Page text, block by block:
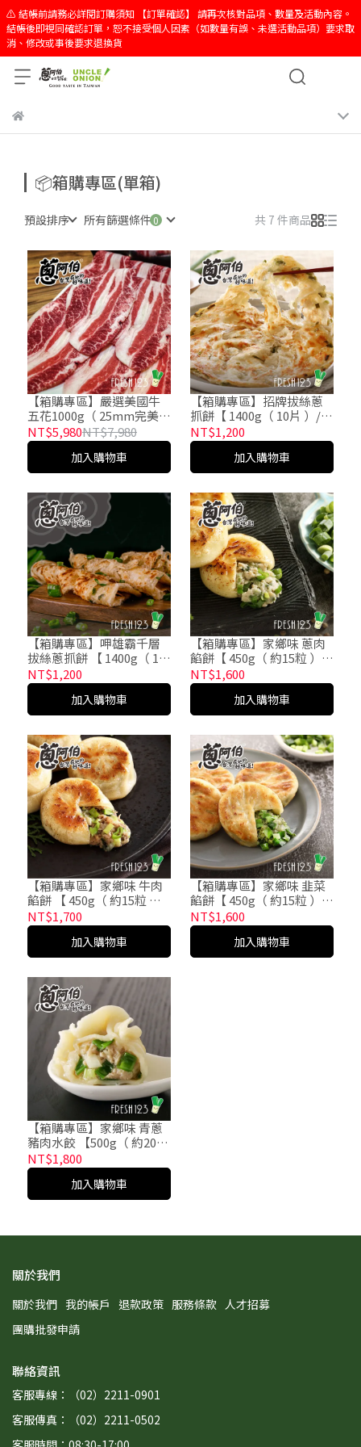
⚠️ 結帳前請務必詳閱訂購須知 【訂單確認】 請再次核對品項、數量及活動內容。
結帳後即視同確認訂單，恕不接受個人因素（如數量有誤、未選活動品項）要求取
消、修改或事後要求退換貨
📦箱購專區(單箱)
預設排序 所有篩選條件 共 7 件商品
【箱購專區】嚴選美國牛
五花1000g（ 25mm完美厚
度 ）
NT$5,980NT$7,980
加入購物車
【箱購專區】招牌拔絲蔥
抓餅【 1400g（ 10片 ）/包
x10包/箱】
NT$1,200
加入購物車
【箱購專區】呷雄霸千層
拔絲蔥抓餅 【 1400g（ 10
片 ）/包x10包/箱】-五辛
素
NT$1,200
加入購物車
【箱購專區】家鄉味 蔥肉
餡餅【 450g（ 約15粒 ）/
包x20包/箱】
NT$1,600
加入購物車
【箱購專區】家鄉味 牛肉
餡餅 【 450g（ 約15粒 ）*
本產品含豬肉成分/包x20
包/箱】
NT$1,700
加入購物車
【箱購專區】家鄉味 韭菜
餡餅【 450g（ 約15粒 ）/
包x20包/箱】
NT$1,600
加入購物車
【箱購專區】家鄉味 青蔥
豬肉水餃 【500g（ 約20粒
）/包x24包/箱】
NT$1,800
加入購物車
關於我們
關於我們 我的帳戶 退款政策 服務條款 人才招募
團購批發申請
聯絡資訊
客服專線：（02）2211-0901
客服傳真：（02）2211-0502